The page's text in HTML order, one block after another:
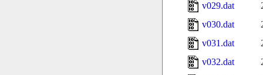
v029.dat
v030.dat
v031.dat
v032.dat